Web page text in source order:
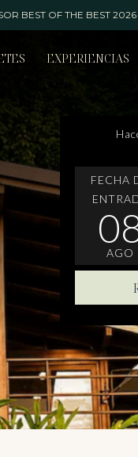
BEST OF THE BEST 2026
EXPERIENCIAS
FECHA
ESTE
BOTÓN
ABRE
PARA
FECHA
DE
LLEGADA
LA
FECHA
LLEGADA
ES
2026.
AGO